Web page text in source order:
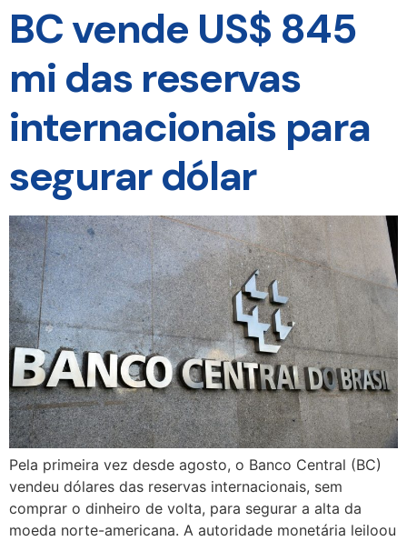
BC vende US$ 845
mi das reservas
internacionais para
segurar dólar
Pela primeira vez desde agosto, o Banco Central (BC)
vendeu dólares das reservas internacionais, sem
comprar o dinheiro de volta, para segurar a alta da
moeda norte-americana. A autoridade monetária leiloou